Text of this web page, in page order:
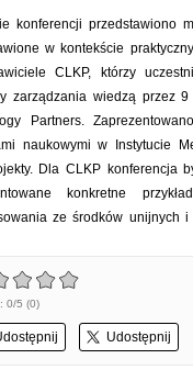
konferencji przedstawiono
w kontekście
CLKP, którzy
zarządzania wiedzą przez
Partners.
naukowymi w Instytucie
Dla CLKP konferencja
konkretne
ze środków unijnych i
0/5 (0)
Udostępnij